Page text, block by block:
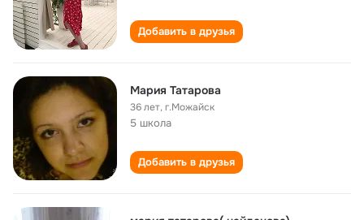
Добавить в друзья
Мария Татарова
36 лет,г.Можайск
5 школа
Добавить в друзья